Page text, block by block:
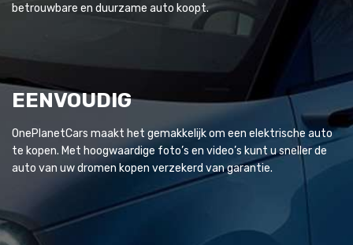
betrouwbare en duurzame auto koopt.
EENVOUDIG
OnePlanetCars maakt het gemakkelijk om een elektrische auto
te kopen. Met hoogwaardige foto’s en video’s kunt u sneller de
auto van uw dromen kopen verzekerd van garantie.